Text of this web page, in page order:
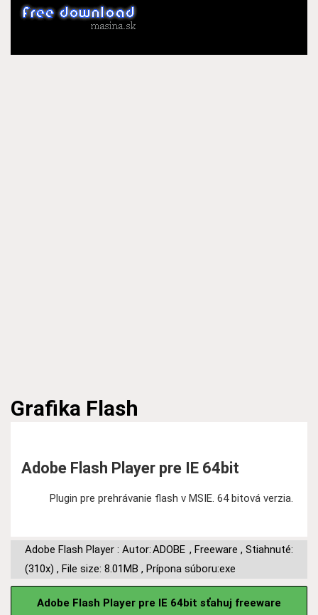
Grafika Flash
Adobe Flash Player pre IE 64bit
Plugin pre prehrávanie flash v MSIE. 64 bitová verzia.
Adobe Flash Player : Autor:ADOBE , Freeware , Stiahnuté:
(310x) , File size: 8.01MB , Prípona súboru:exe
Adobe Flash Player pre IE 64bit sťahuj freeware